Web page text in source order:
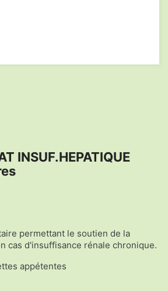
INSUF.HEPATIQUE
permettant le soutien de la
cas d'insuffisance rénale chronique.
appétentes